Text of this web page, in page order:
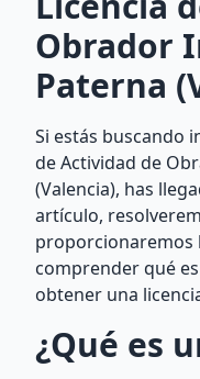
Obrador
Paterna
Si estás buscando
de Actividad de
(Valencia), has
artículo,
proporcionaremos
comprender qué
obtener una
¿Qué es